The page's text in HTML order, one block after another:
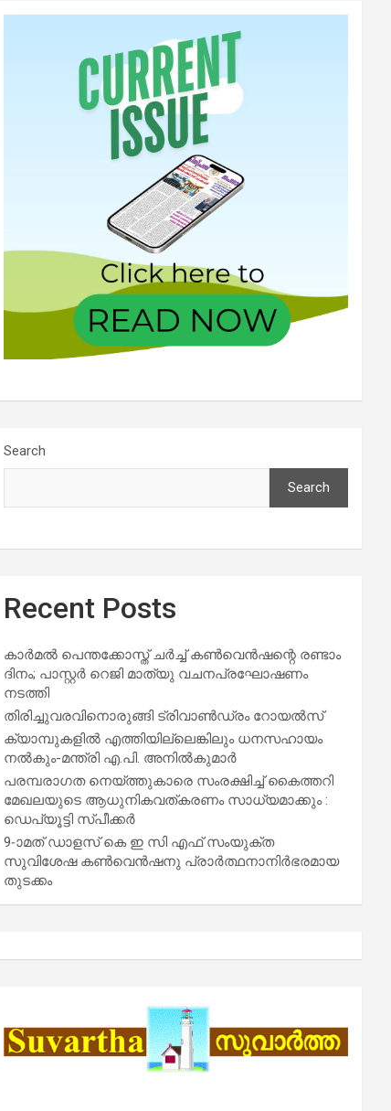
Search
Search
Recent Posts
കാർമൽ പെന്തക്കോസ്ത് ചർച്ച് കൺവെൻഷന്റെ രണ്ടാം
ദിനം; പാസ്റ്റർ റെജി മാത്യു വചനപ്രഘോഷണം
നടത്തി
തിരിച്ചുവരവിനൊരുങ്ങി ട്രിവാൺഡ്രം റോയൽസ്
ക്യാമ്പുകളിൽ എത്തിയില്ലെങ്കിലും ധനസഹായം
നൽകും-മന്ത്രി എ.പി. അനിൽകുമാർ
പരമ്പരാഗത നെയ്ത്തുകാരെ സംരക്ഷിച്ച് കൈത്തറി
മേഖലയുടെ ആധുനികവത്കരണം സാധ്യമാക്കും :
ഡെപ്യൂട്ടി സ്പീക്കർ
9-ാമത് ഡാളസ് കെ ഇ സി എഫ് സംയുക്ത
സുവിശേഷ കൺവെൻഷനു പ്രാർത്ഥനാനിർഭരമായ
തുടക്കം